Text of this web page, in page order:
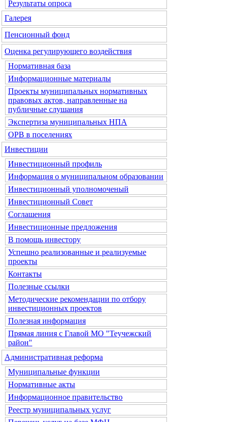
Результаты опроса
Галерея
Пенсионный фонд
Оценка регулирующего воздействия
Нормативная база
Информационные материалы
Проекты муниципальных нормативных
правовых актов, направленные на
публичные слушания
Экспертиза муниципальных НПА
ОРВ в поселениях
Инвестиции
Инвестиционный профиль
Информация о муниципальном образовании
Инвестиционный уполномоченый
Инвестиционный Совет
Соглашения
Инвестиционные предложения
В помощь инвестору
Успешно реализованные и реализуемые
проекты
Контакты
Полезные ссылки
Методические рекомендации по отбору
инвестиционных проектов
Полезная информация
Прямая линия с Главой МО "Теучежский
район"
Административная реформа
Муниципальные функции
Нормативные акты
Информационное правительство
Реестр муниципальных услуг